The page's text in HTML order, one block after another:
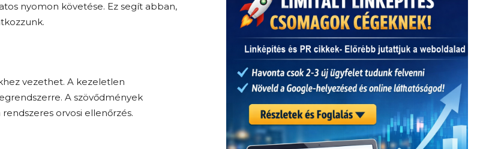
nyomon követése. Ez segít abban,
vezethet. A kezeletlen
A szövődmények
orvosi ellenőrzés.